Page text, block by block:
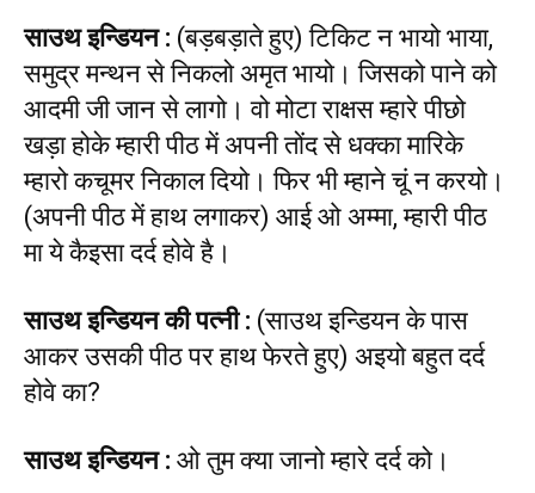
साउथ इन्डियन : (बड़बड़ाते हुए) टिकिट न भायो भाया,
समुद्र मन्थन से निकलो अमृत भायो। जिसको पाने को
आदमी जी जान से लागो। वो मोटा राक्षस म्हारे पीछो
खड़ा होके म्हारी पीठ में अपनी तोंद से धक्का मारिके
म्हारो कचूमर निकाल दियो। फिर भी म्हाने चूं न करयो।
(अपनी पीठ में हाथ लगाकर) आई ओ अम्मा, म्हारी पीठ
मा ये कैइसा दर्द होवे है।
साउथ इन्डियन की पत्नी : (साउथ इन्डियन के पास
आकर उसकी पीठ पर हाथ फेरते हुए) अइयो बहुत दर्द
होवे का?
साउथ इन्डियन : ओ तुम क्या जानो म्हारे दर्द को।